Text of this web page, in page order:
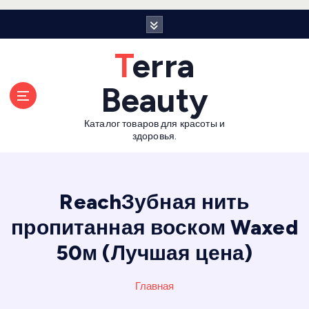
Terra
Beauty
Каталог товаров для красоты и
здоровья.
ReachЗубная нить
пропитанная воском Waxed
50м (Лучшая цена)
Главная